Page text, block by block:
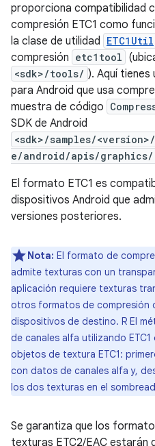
proporciona compatibilidad
compresión ETC1 como
la clase de utilidad
ETC1Util
compresión etc1tool
<sdk>/tools/ ). Aquí tienes
para Android que usa
muestra de código
SDK de Android
<sdk>/samples/
e/android/apis/graphics/
El formato ETC1 es
dispositivos Android que
versiones posteriores.
Nota: El formato de
admite texturas con un
aplicación requiere texturas
otros formatos de compresión
dispositivos de destino. R El
de canales alfa utilizando
objetos de textura ETC1:
con datos de canales alfa y,
los dos texturas en el
Se garantiza que los
texturas ETC2/EAC estarán